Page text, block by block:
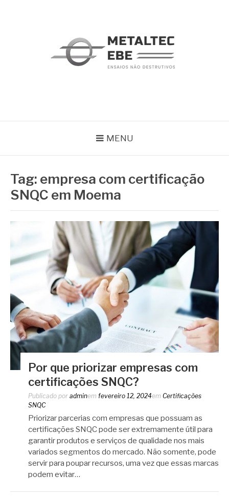
MENU
Tag: empresa com certificação
SNQC em Moema
Por que priorizar empresas com
certificações SNQC?
Publicado por adminem fevereiro 12, 2024em Certificações
SNQC
Priorizar parcerias com empresas que possuam as
certificações SNQC pode ser extremamente útil para
garantir produtos e serviços de qualidade nos mais
variados segmentos do mercado. Não somente, pode
servir para poupar recursos, uma vez que essas marcas
podem evitar…